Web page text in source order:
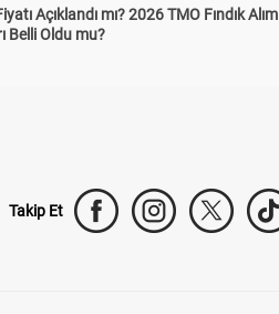
Açıklandı mı? 2026 TMO Fındık Alım
Belli Oldu mu?
Takip Et